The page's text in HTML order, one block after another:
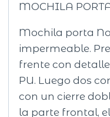
MOCHILA
Mochila porta
impermeable.
frente con
PU. Luego dos
con un cierre
la parte frontal,